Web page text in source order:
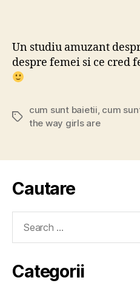
Un studiu amuzant
despre femei si ce cred
Tags
cum sunt baietii, cum
the way girls are
Cautare
Categorii